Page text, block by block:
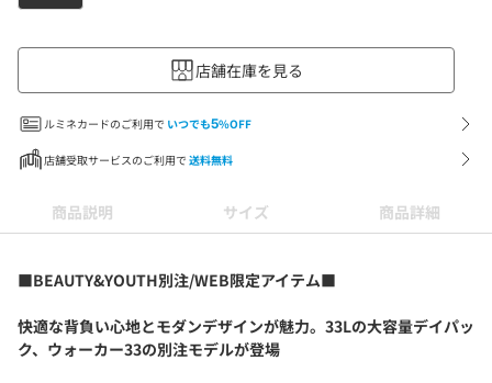
店舗在庫を見る
ルミネカードのご利用で いつでも5%OFF
店舗受取サービスのご利用で 送料無料
商品説明 サイズ 商品詳細
■BEAUTY&YOUTH別注/WEB限定アイテム■
快適な背負い心地とモダンデザインが魅力。33Lの大容量デイパッ
ク、ウォーカー33の別注モデルが登場